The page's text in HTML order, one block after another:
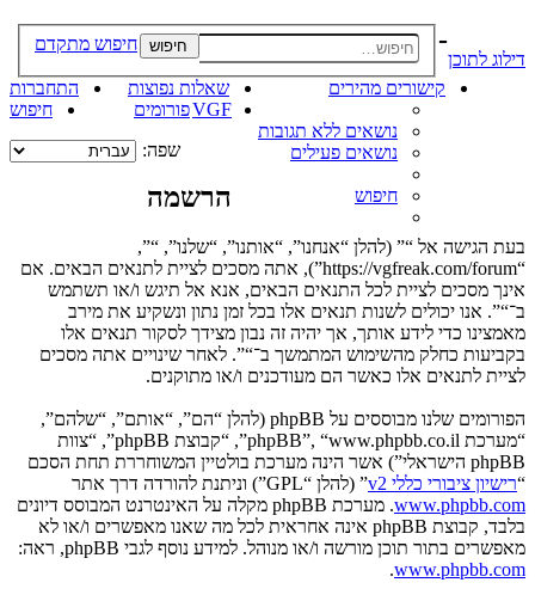
דילוג לתוכן
חיפוש חיפוש מתקדם
קישורים מהירים
נושאים ללא תגובות
נושאים פעילים
חיפוש
שאלות נפוצות
התחברות
VGFפורומים
חיפוש
שפה:
-
הרשמה
בעת הגישה אל “” (להלן “אנחנו”, “אותנו”, “שלנו”, “”,
“https://vgfreak.com/forum”), אתה מסכים לציית לתנאים הבאים. אם
אינך מסכים לציית לכל התנאים הבאים, אנא אל תיגש ו/או תשתמש
ב־“”. אנו יכולים לשנות תנאים אלו בכל זמן נתון ונשקיע את מירב
מאמצינו כדי לידע אותך, אך יהיה זה נבון מצידך לסקור תנאים אלו
בקביעות כחלק מהשימוש המתמשך ב־“”. לאחר שינויים אתה מסכים
לציית לתנאים אלו כאשר הם מעודכנים ו/או מתוקנים.
הפורומים שלנו מבוססים על phpBB (להלן “הם”, “אותם”, “שלהם”,
“מערכת phpBB”, “www.phpbb.co.il”, “קבוצת phpBB”, “צוות
phpBB הישראלי”) אשר הינה מערכת בולטיין המשוחררת תחת הסכם
“רישיון ציבורי כללי v2
” (להלן “GPL”) וניתנת להורדה דרך אתר
www.phpbb.com
. מערכת phpBB מקלה על האינטרנט המבוסס דיונים
בלבד, קבוצת phpBB אינה אחראית לכל מה שאנו מאפשרים ו/או לא
מאפשרים בתור תוכן מורשה ו/או מנוהל. למידע נוסף לגבי phpBB, ראה:
www.phpbb.com
.